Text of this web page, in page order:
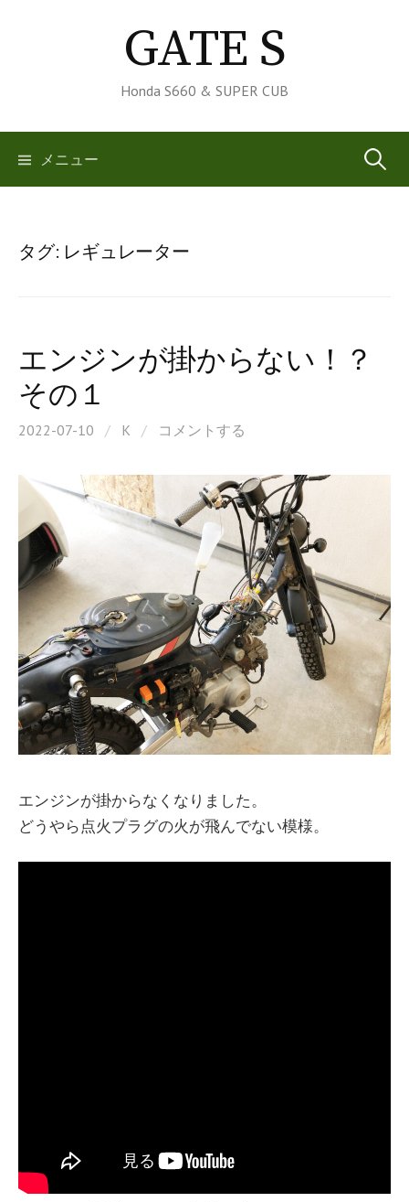
キ
GATE S
Honda S660 & SUPER CUB
メニュー 検
タグ: レギュレーター
エンジンが掛からない！？
その１
2022-07-10 / K / コメントする
エンジンが掛からなくなりました。
どうやら点火プラグの火が飛んでない模様。